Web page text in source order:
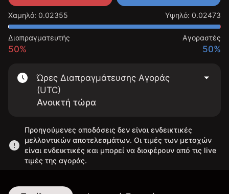
Χαμηλό: 0.02355 Υψηλό: 0.02473
Διαπραγματευτής
50%
Αγοραστές
50%
Ώρες Διαπραγμάτευσης Αγοράς
(UTC)
Ανοικτή τώρα
Προηγούμενες αποδόσεις δεν είναι ενδεικτικές
μελλοντικών αποτελεσμάτων. Οι τιμές των μετοχών
είναι ενδεικτικές και μπορεί να διαφέρουν από τις live
τιμές της αγοράς.